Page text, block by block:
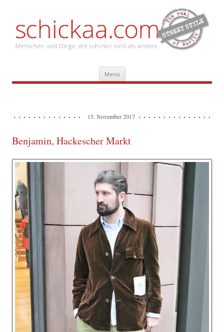
Menü Zum
Inhalt
springen
15. November 2017
Benjamin, Hackescher Markt